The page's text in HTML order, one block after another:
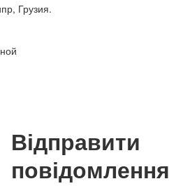
Грузия.
Відправити
повідомлення